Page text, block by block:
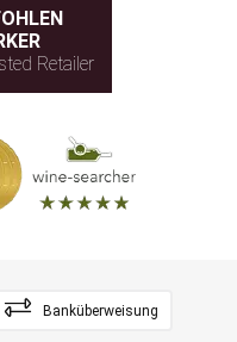
Retailer
Banküberweisung